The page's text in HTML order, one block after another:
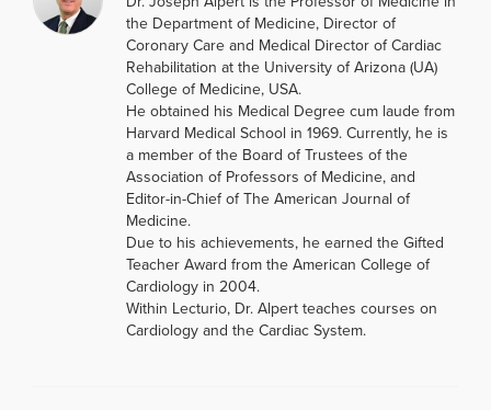
the Department of Medicine, Director of
Coronary Care and Medical Director of Cardiac
Rehabilitation at the University of Arizona (UA)
College of Medicine, USA.
He obtained his Medical Degree cum laude from
Harvard Medical School in 1969. Currently, he is
a member of the Board of Trustees of the
Association of Professors of Medicine, and
Editor-in-Chief of The American Journal of
Medicine.
Due to his achievements, he earned the Gifted
Teacher Award from the American College of
Cardiology in 2004.
Within Lecturio, Dr. Alpert teaches courses on
Cardiology and the Cardiac System.